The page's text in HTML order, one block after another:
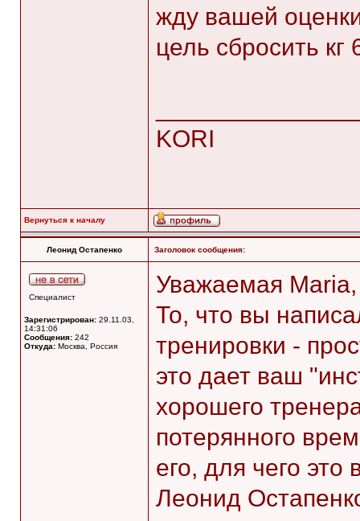
жду вашей
цель сбросить кг
KORI
Вернуться к началу
Леонид Остапенко Заголовок сообщения:
Специалист
Зарегистрирован: 29.11.03,
14:31:06
Сообщения: 242
Откуда: Москва, Россия
Уважаемая Maria,
То, что вы
тренировки -
это дает ваш
хорошего
потерянного
его, для чего это
Леонид